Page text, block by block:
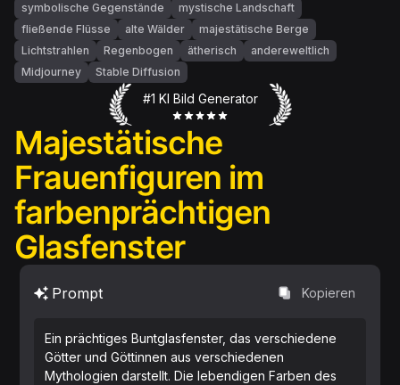
symbolische Gegenstände
mystische Landschaft
fließende Flüsse
alte Wälder
majestätische Berge
Lichtstrahlen
Regenbogen ätherisch
andereweltlich
Midjourney
Stable Diffusion
#1 KI Bild Generator
Majestätische
Frauenfiguren im
farbenprächtigen
Glasfenster
Prompt Kopieren
Ein prächtiges Buntglasfenster, das verschiedene
Götter und Göttinnen aus verschiedenen
Mythologien darstellt. Die lebendigen Farben des